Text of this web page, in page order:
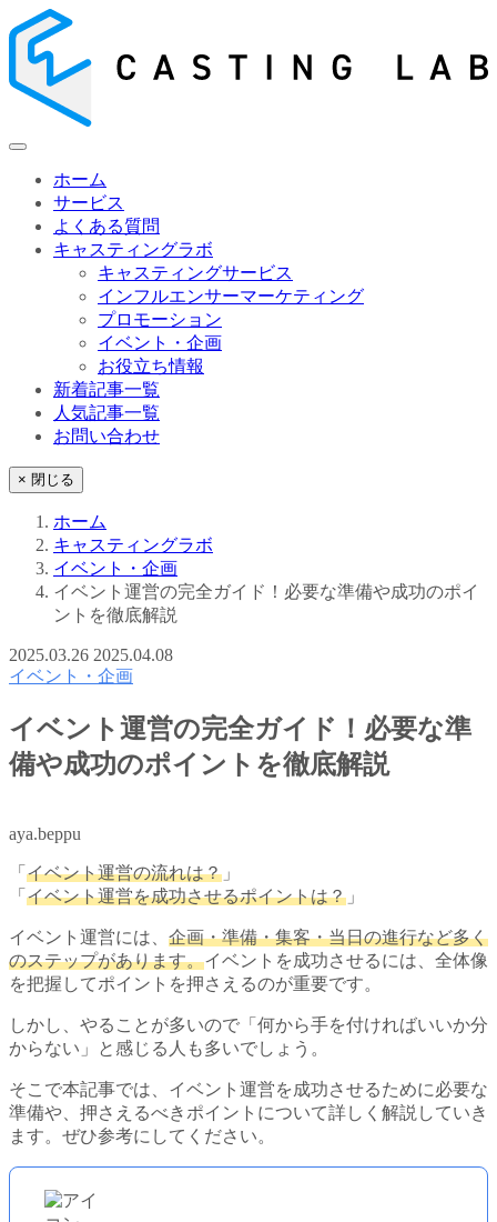
ホーム
サービス
よくある質問
キャスティングラボ
キャスティングサービス
インフルエンサーマーケティング
プロモーション
イベント・企画
お役立ち情報
新着記事一覧
人気記事一覧
お問い合わせ
× 閉じる
ホーム
キャスティングラボ
イベント・企画
イベント運営の完全ガイド！必要な準備や成功のポイ
ントを徹底解説
2025.03.26 2025.04.08
イベント・企画
イベント運営の完全ガイド！必要な準
備や成功のポイントを徹底解説
aya.beppu
「 イベント運営の流れは？ 」
「 イベント運営を成功させるポイントは？ 」
イベント運営には、 企画・準備・集客・当日の進行など多く
のステップがあります。イベントを成功させるには、全体像
を把握してポイントを押さえるのが重要です。
しかし、やることが多いので「何から手を付ければいいか分
からない」と感じる人も多いでしょう。
そこで本記事では、イベント運営を成功させるために必要な
準備や、押さえるべきポイントについて詳しく解説していき
ます。ぜひ参考にしてください。